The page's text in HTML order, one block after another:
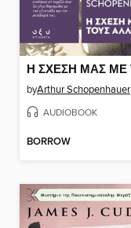
byArthur Schopenhauer
AUDIOBOOK
BORROW